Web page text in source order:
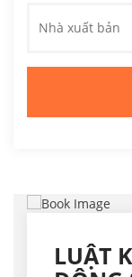
Nhà xuất bản
LUẬT